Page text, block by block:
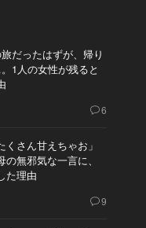
だったはずが、帰り
1人の女性が残ると
6
くさん甘えちゃお」
の無邪気な一言に、
た理由
9